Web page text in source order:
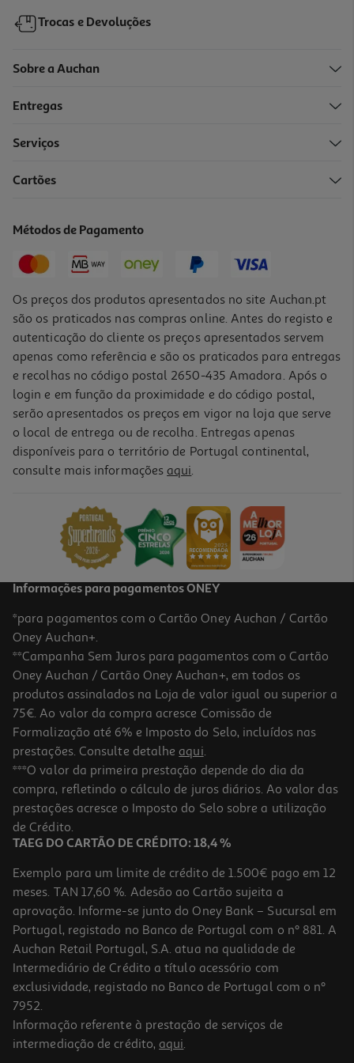
-10%
15,95 € PVP de editor
-10%
Livro Tãããão Fofos! Pinguins Livro De Colorir
PVP de editor
-10%
Livro Caderno #1 - Verão De Daniel López Valle
12.96 €/un
14,39 € PVP de editor
12,96 €
-10%
Livro O Match Perfeito
Trocas e Devoluções
Sobre a Auchan
Entregas
Serviços
Cartões
Métodos de Pagamento
Os preços dos produtos apresentados no site Auchan.pt
são os praticados nas compras online. Antes do registo e
autenticação do cliente os preços apresentados servem
apenas como referência e são os praticados para entregas
e recolhas no código postal 2650-435 Amadora. Após o
login e em função da proximidade e do código postal,
serão apresentados os preços em vigor na loja que serve
o local de entrega ou de recolha. Entregas apenas
disponíveis para o território de Portugal continental,
consulte mais informações aqui.
Informações para pagamentos ONEY
*para pagamentos com o Cartão Oney Auchan / Cartão
Oney Auchan+.
**Campanha Sem Juros para pagamentos com o Cartão
Oney Auchan / Cartão Oney Auchan+, em todos os
produtos assinalados na Loja de valor igual ou superior a
75€. Ao valor da compra acresce Comissão de
Formalização até 6% e Imposto do Selo, incluídos nas
prestações. Consulte detalhe aqui.
***O valor da primeira prestação depende do dia da
compra, refletindo o cálculo de juros diários. Ao valor das
prestações acresce o Imposto do Selo sobre a utilização
de Crédito.
TAEG DO CARTÃO DE CRÉDITO: 18,4 %
Exemplo para um limite de crédito de 1.500€ pago em 12
meses. TAN 17,60 %. Adesão ao Cartão sujeita a
aprovação. Informe-se junto do Oney Bank – Sucursal em
Portugal, registado no Banco de Portugal com o nº 881. A
Auchan Retail Portugal, S.A. atua na qualidade de
Intermediário de Crédito a título acessório com
exclusividade, registado no Banco de Portugal com o nº
7952.
Informação referente à prestação de serviços de
intermediação de crédito, aqui.